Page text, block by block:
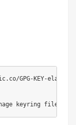
GPG-KEY-
keyring files